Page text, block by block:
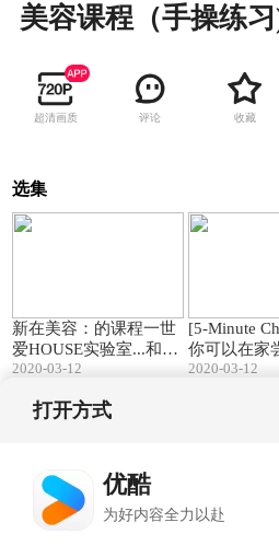
美容课程（手操练
超清画质 评论 收藏
选集
新在美容：的课程一世
爱HOUSE实验室...和您
的完善裸体口红【1】
2020-03-12
[5-Minute
你可以在家
疗法
2020-03-12
打开方式
优酷
为好内容全力以赴